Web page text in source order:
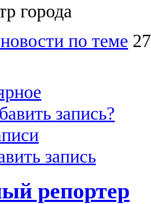
города
по теме
запись?
запись
репортер